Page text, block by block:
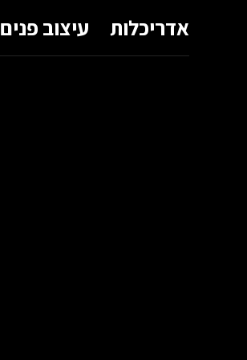
אדריכלות עיצוב פנים